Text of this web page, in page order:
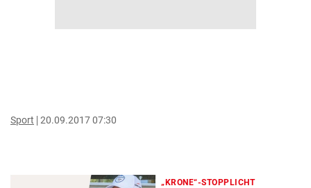
Sport 20.09.2017 07:30
„KRONE“-STOPPLICHT